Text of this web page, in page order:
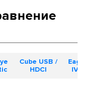
Cube USB /
HDCI
IV